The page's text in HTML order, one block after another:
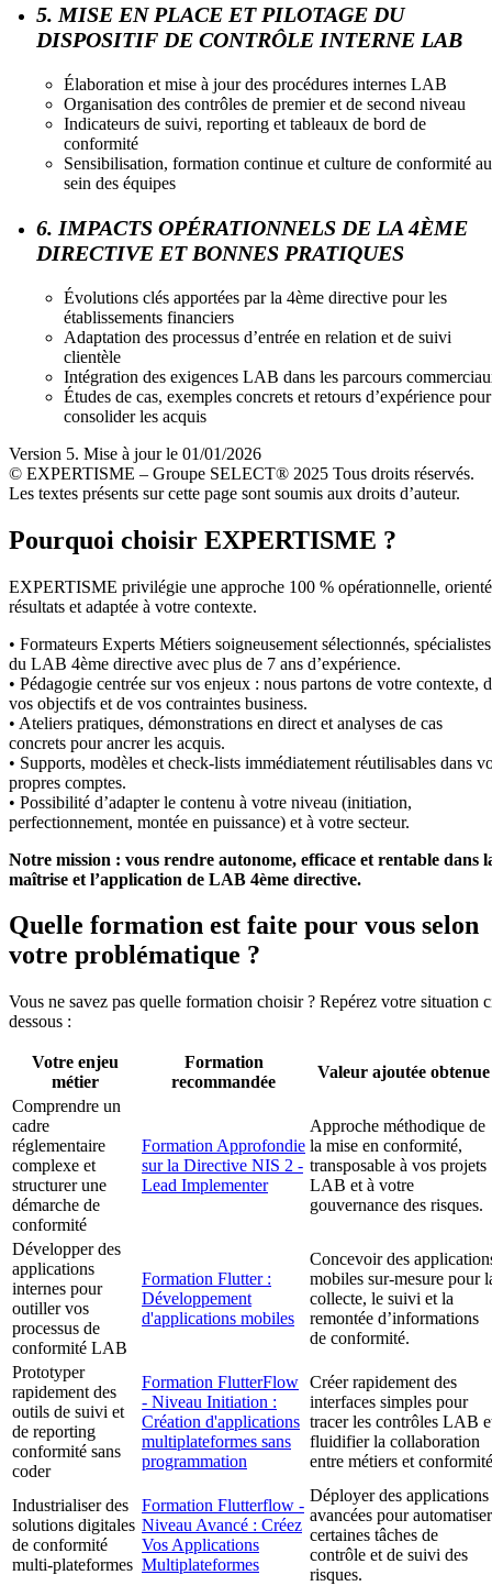
5. MISE EN PLACE ET PILOTAGE DU
DISPOSITIF DE CONTRÔLE INTERNE LAB
Élaboration et mise à jour des procédures internes LAB
Organisation des contrôles de premier et de second niveau
Indicateurs de suivi, reporting et tableaux de bord de
conformité
Sensibilisation, formation continue et culture de conformité au
sein des équipes
6. IMPACTS OPÉRATIONNELS DE LA 4ÈME
DIRECTIVE ET BONNES PRATIQUES
Évolutions clés apportées par la 4ème directive pour les
établissements financiers
Adaptation des processus d’entrée en relation et de suivi
clientèle
Intégration des exigences LAB dans les parcours
Études de cas, exemples concrets et retours d’expérience pour
consolider les acquis
Version 5. Mise à jour le 01/01/2026
© EXPERTISME – Groupe SELECT® 2025 Tous droits réservés.
Les textes présents sur cette page sont soumis aux droits d’auteur.
Pourquoi choisir EXPERTISME ?
EXPERTISME privilégie une approche 100 % opérationnelle,
résultats et adaptée à votre contexte.
• Formateurs Experts Métiers soigneusement sélectionnés, spécialistes
du LAB 4ème directive avec plus de 7 ans d’expérience.
• Pédagogie centrée sur vos enjeux : nous partons de votre contexte,
vos objectifs et de vos contraintes business.
• Ateliers pratiques, démonstrations en direct et analyses de cas
concrets pour ancrer les acquis.
• Supports, modèles et check-lists immédiatement réutilisables dans
propres comptes.
• Possibilité d’adapter le contenu à votre niveau (initiation,
perfectionnement, montée en puissance) et à votre secteur.
Notre mission : vous rendre autonome, efficace et rentable dans
maîtrise et l’application de LAB 4ème directive.
Quelle formation est faite pour vous selon
votre problématique ?
Vous ne savez pas quelle formation choisir ? Repérez votre situation
dessous :
Votre enjeu
métier
Formation
recommandée
Valeur ajoutée obtenue
Comprendre un
cadre
réglementaire
complexe et
structurer une
démarche de
conformité
Formation Approfondie
sur la Directive NIS 2 -
Lead Implementer
Approche méthodique de
la mise en conformité,
transposable à vos projets
LAB et à votre
gouvernance des risques.
Développer des
applications
internes pour
outiller vos
processus de
conformité LAB
Formation Flutter :
Développement
d'applications mobiles
Concevoir des
mobiles sur-mesure pour
collecte, le suivi et la
remontée d’informations
de conformité.
Prototyper
rapidement des
outils de suivi et
de reporting
conformité sans
coder
Formation FlutterFlow
- Niveau Initiation :
Création d'applications
multiplateformes sans
programmation
Créer rapidement des
interfaces simples pour
tracer les contrôles LAB
fluidifier la collaboration
entre métiers et
Industrialiser des
solutions digitales
de conformité
multi-plateformes
Formation Flutterflow -
Niveau Avancé : Créez
Vos Applications
Multiplateformes
Déployer des applications
avancées pour automatiser
certaines tâches de
contrôle et de suivi des
risques.